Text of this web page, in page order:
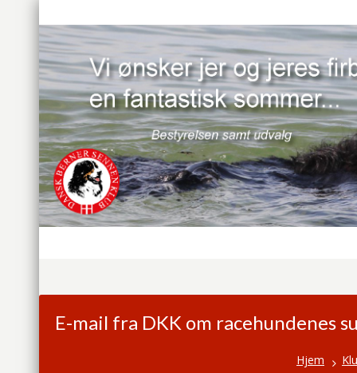
E-mail fra DKK om racehundenes
Hjem